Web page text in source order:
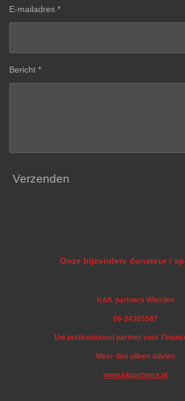
E-mailadres *
Bericht *
Verzenden
Onze bijzondere donateur /
K&K partners Wierden
06-34385587
Uw professioneel partner voor
Meer dan alleen advies
www.kkpartners.nl